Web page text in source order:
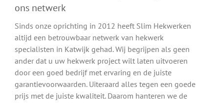
ons netwerk
Sinds onze oprichting in 2012 heeft Slim Hekwerken
altijd een betrouwbaar netwerk van hekwerk
specialisten in Katwijk gehad. Wij begrijpen als geen
ander dat u uw hekwerk project wilt laten uitvoeren
door een goed bedrijf met ervaring en de juiste
garantievoorwaarden. Uiteraard alles tegen een goede
prijs met de juiste kwaliteit. Daarom hanteren we de